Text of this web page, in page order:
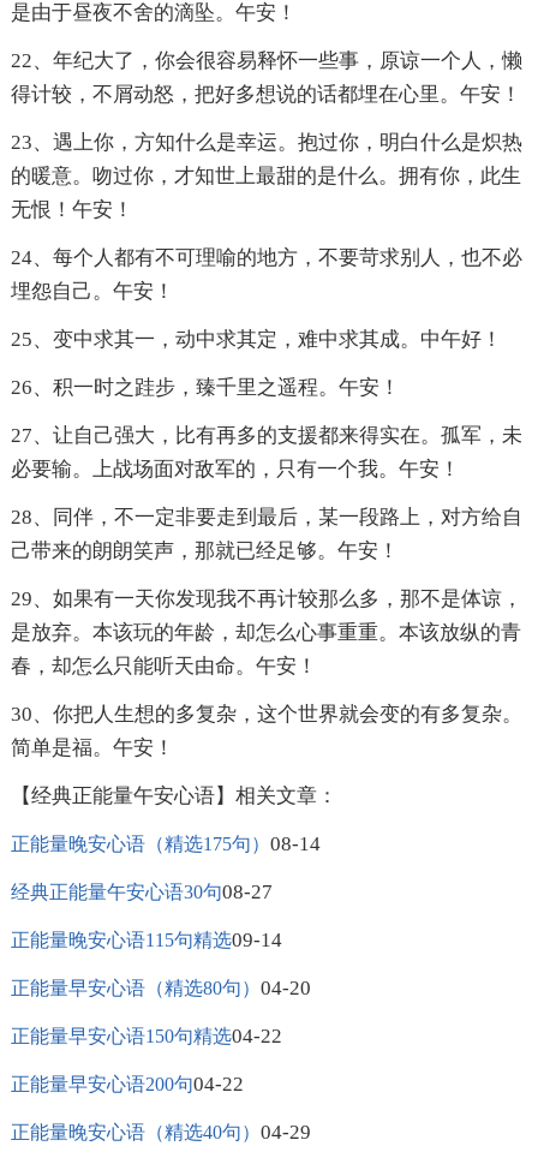
是由于昼夜不舍的滴坠。午安！
22、年纪大了，你会很容易释怀一些事，原谅一个人，懒
得计较，不屑动怒，把好多想说的话都埋在心里。午安！
23、遇上你，方知什么是幸运。抱过你，明白什么是炽热
的暖意。吻过你，才知世上最甜的是什么。拥有你，此生
无恨！午安！
24、每个人都有不可理喻的地方，不要苛求别人，也不必
埋怨自己。午安！
25、变中求其一，动中求其定，难中求其成。中午好！
26、积一时之跬步，臻千里之遥程。午安！
27、让自己强大，比有再多的支援都来得实在。孤军，未
必要输。上战场面对敌军的，只有一个我。午安！
28、同伴，不一定非要走到最后，某一段路上，对方给自
己带来的朗朗笑声，那就已经足够。午安！
29、如果有一天你发现我不再计较那么多，那不是体谅，
是放弃。本该玩的年龄，却怎么心事重重。本该放纵的青
春，却怎么只能听天由命。午安！
30、你把人生想的多复杂，这个世界就会变的有多复杂。
简单是福。午安！
【经典正能量午安心语】相关文章：
正能量晚安心语（精选175句） 08-14
经典正能量午安心语30句08-27
正能量晚安心语115句精选09-14
正能量早安心语（精选80句） 04-20
正能量早安心语150句精选04-22
正能量早安心语200句04-22
正能量晚安心语（精选40句） 04-29